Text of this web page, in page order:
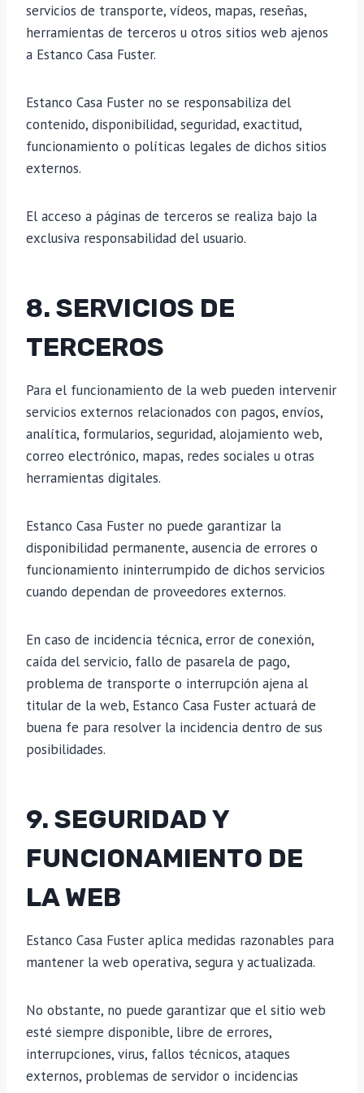
servicios de transporte, vídeos, mapas, reseñas,
herramientas de terceros u otros sitios web ajenos
a Estanco Casa Fuster.
Estanco Casa Fuster no se responsabiliza del
contenido, disponibilidad, seguridad, exactitud,
funcionamiento o políticas legales de dichos sitios
externos.
El acceso a páginas de terceros se realiza bajo la
exclusiva responsabilidad del usuario.
8. SERVICIOS DE
TERCEROS
Para el funcionamiento de la web pueden intervenir
servicios externos relacionados con pagos, envíos,
analítica, formularios, seguridad, alojamiento web,
correo electrónico, mapas, redes sociales u otras
herramientas digitales.
Estanco Casa Fuster no puede garantizar la
disponibilidad permanente, ausencia de errores o
funcionamiento ininterrumpido de dichos servicios
cuando dependan de proveedores externos.
En caso de incidencia técnica, error de conexión,
caída del servicio, fallo de pasarela de pago,
problema de transporte o interrupción ajena al
titular de la web, Estanco Casa Fuster actuará de
buena fe para resolver la incidencia dentro de sus
posibilidades.
9. SEGURIDAD Y
FUNCIONAMIENTO DE
LA WEB
Estanco Casa Fuster aplica medidas razonables para
mantener la web operativa, segura y actualizada.
No obstante, no puede garantizar que el sitio web
esté siempre disponible, libre de errores,
interrupciones, virus, fallos técnicos, ataques
externos, problemas de servidor o incidencias